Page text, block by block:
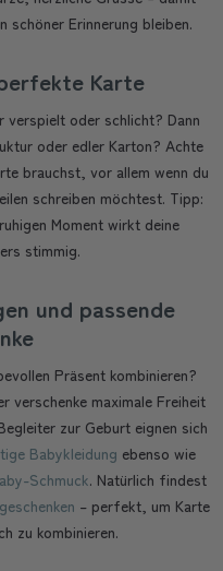
schöner Erinnerung bleiben.
Karte
verspielt oder schlicht? Dann
oder edler Karton? Achte
brauchst, vor allem wenn du
schreiben möchtest. Tipp:
Moment wirkt deine
stimmig.
und passende
Präsent kombinieren?
verschenke maximale Freiheit
zur Geburt eignen sich
Babykleidung ebenso wie
Schmuck. Natürlich findest
– perfekt, um Karte
zu kombinieren.